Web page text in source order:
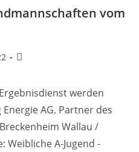
vom
werden
AG. Partner des
Wallau /
Weibliche A-Jugend -